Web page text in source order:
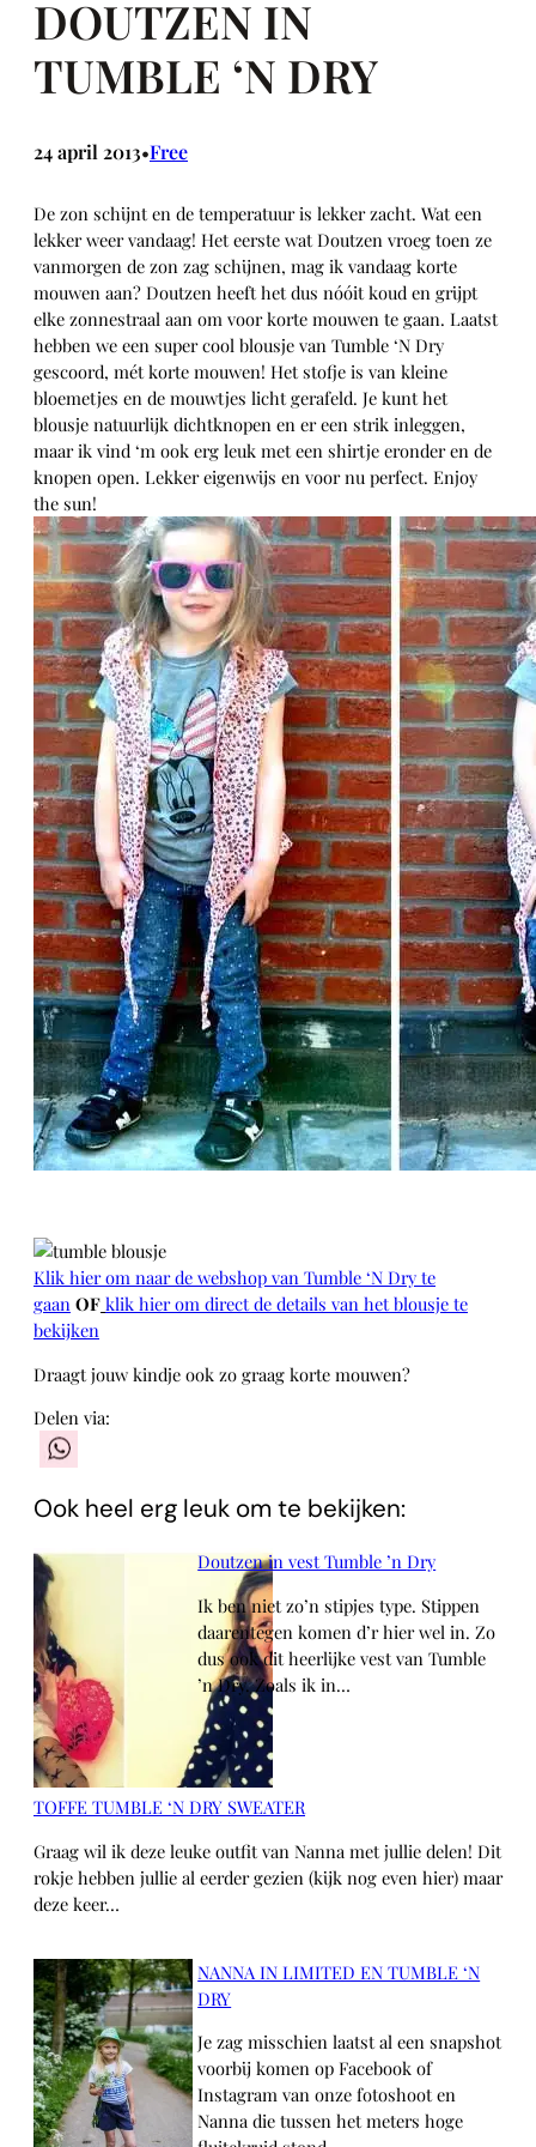
DOUTZEN IN
TUMBLE ‘N DRY
24 april 2013•Free
De zon schijnt en de temperatuur is lekker zacht. Wat een
lekker weer vandaag! Het eerste wat Doutzen vroeg toen ze
vanmorgen de zon zag schijnen, mag ik vandaag korte
mouwen aan? Doutzen heeft het dus nóóit koud en grijpt
elke zonnestraal aan om voor korte mouwen te gaan. Laatst
hebben we een super cool blousje van Tumble ‘N Dry
gescoord, mét korte mouwen! Het stofje is van kleine
bloemetjes en de mouwtjes licht gerafeld. Je kunt het
blousje natuurlijk dichtknopen en er een strik inleggen,
maar ik vind ‘m ook erg leuk met een shirtje eronder en de
knopen open. Lekker eigenwijs en voor nu perfect. Enjoy
the sun!
Klik hier om naar de webshop van Tumble ‘N Dry te
gaan OF klik hier om direct de details van het blousje te
bekijken
Draagt jouw kindje ook zo graag korte mouwen?
Delen via:
Ook heel erg leuk om te bekijken:
Doutzen in vest Tumble ’n Dry
Ik ben niet zo’n stipjes type. Stippen
daarentegen komen d’r hier wel in. Zo
dus ook dit heerlijke vest van Tumble
’n Dry. Zoals ik in…
TOFFE TUMBLE ‘N DRY SWEATER
Graag wil ik deze leuke outfit van Nanna met jullie delen! Dit
rokje hebben jullie al eerder gezien (kijk nog even hier) maar
deze keer…
NANNA IN LIMITED EN TUMBLE ‘N
DRY
Je zag misschien laatst al een snapshot
voorbij komen op Facebook of
Instagram van onze fotoshoot en
Nanna die tussen het meters hoge